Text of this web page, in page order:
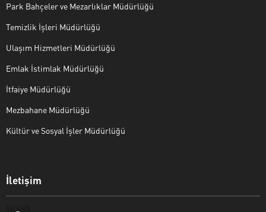
Park Bahçeler ve Mezarlıklar Müdürlüğü
Temizlik İşleri Müdürlüğü
Ulaşım Hizmetleri Müdürlüğü
Emlak İstimlak Müdürlüğü
İtfaiye Müdürlüğü
Mezbahane Müdürlüğü
Kültür ve Sosyal İşler Müdürlüğü
İletişim